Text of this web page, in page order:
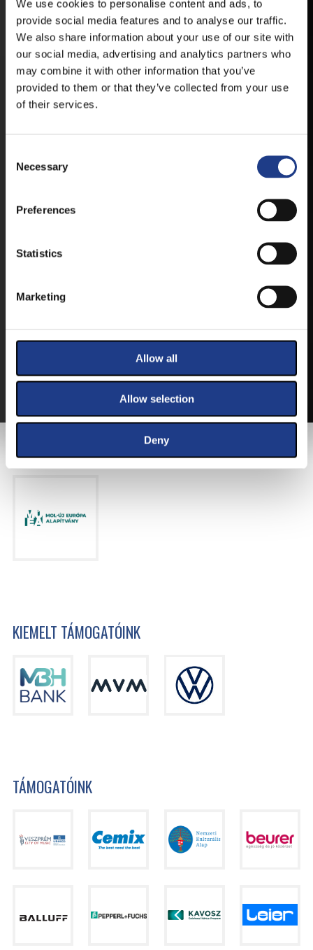
We use cookies to personalise content and ads, to
provide social media features and to analyse our traffic.
We also share information about your use of our site with
our social media, advertising and analytics partners who
may combine it with other information that you’ve
provided to them or that they’ve collected from your use
of their services.
Necessary
Preferences
Statistics
Marketing
Allow all
Allow selection
Deny
JEGYEK
ONLINE!
VÁLTSA MEG JEGYÉT ONLINE, BANKKÁRTYÁS
FIZETÉSSEL!
A JEGYVÁSÁRLÁSI INFORMÁCIÓKAT ITT TALÁLJA.
HELYSZÍNVÁLTOZÁSRÓL.
ELÉRHETŐ ANDROID ÉS IOS RENDSZEREKRE AZ
ISMERT HELYEKEN, VAGY IDE KATTINTVA :
ANDROID
FŐTÁMOGATÓNK
KIEMELT TÁMOGATÓINK
TÁMOGATÓINK